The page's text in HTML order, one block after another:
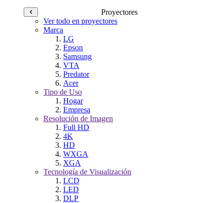
Proyectores
Ver todo en proyectores
Marca
LG
Epson
Samsung
VTA
Predator
Acer
Tipo de Uso
Hogar
Empresa
Resolución de Imagen
Full HD
4K
HD
WXGA
XGA
Tecnología de Visualización
LCD
LED
DLP